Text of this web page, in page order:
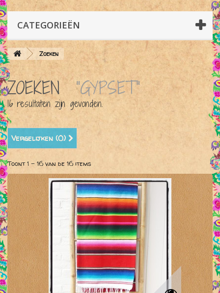
CATEGORIEËN
Zoeken
ZOEKEN "GYPSET"
16 resultaten zijn gevonden.
Vergelijken (0)
Toont 1 - 16 van de 16 items